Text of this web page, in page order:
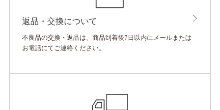
返品・交換について
不良品の交換・返品は、商品到着後7日以内にメールまたは
お電話にてご連絡ください。
3,001円～5,000円